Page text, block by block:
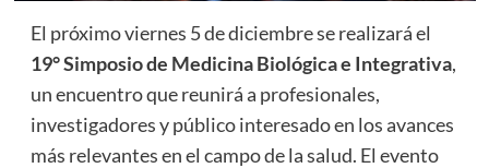
El próximo viernes 5 de diciembre se realizará el
19° Simposio de Medicina Biológica e Integrativa,
un encuentro que reunirá a profesionales,
investigadores y público interesado en los avances
más relevantes en el campo de la salud. El evento